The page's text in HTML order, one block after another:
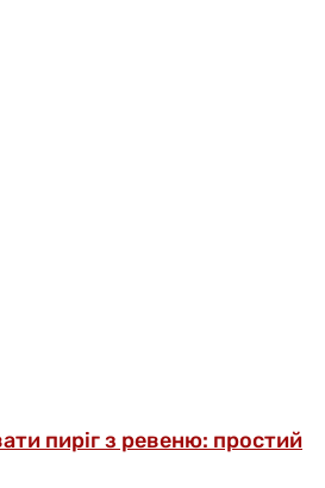
пиріг з ревеню: простий